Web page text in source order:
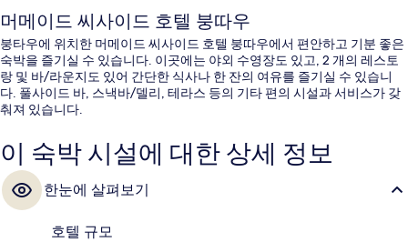
머메이드 씨사이드 호텔 붕따우
붕타우에 위치한 머메이드 씨사이드 호텔 붕따우에서 편안하고 기분 좋은
숙박을 즐기실 수 있습니다. 이곳에는 야외 수영장도 있고, 2 개의 레스토
랑 및 바/라운지도 있어 간단한 식사나 한 잔의 여유를 즐기실 수 있습니
다. 풀사이드 바, 스낵바/델리, 테라스 등의 기타 편의 시설과 서비스가 갖
춰져 있습니다.
이 숙박 시설에 대한 상세 정보
한눈에 살펴보기
호텔 규모